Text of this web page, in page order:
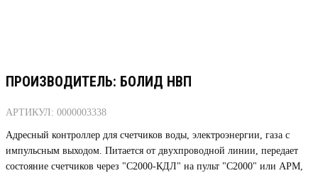
ПРОИЗВОДИТЕЛЬ: БОЛИД НВП
АРТИКУЛ: 0000003338
Адресный контроллер для счетчиков воды, электроэнергии, газа с
импульсным выходом. Питается от двухпроводной линии, передает
состояние счетчиков через "С2000-КДЛ" на пульт "С2000" или АРМ,